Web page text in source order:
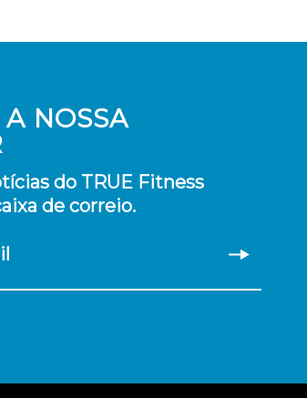
NOSSA
do TRUE Fitness
de correio.